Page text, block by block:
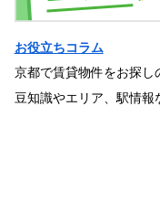
お役立ちコラム
京都で賃貸物件をお探し
豆知識やエリア、駅情報